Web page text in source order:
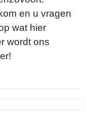
en u vragen
wat hier
wordt ons